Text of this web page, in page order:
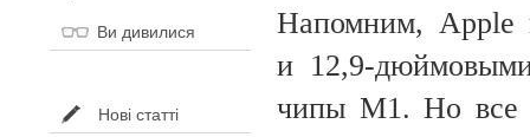
Ви дивилися
Нові статті
Напомним, Apple
и 12,9-
чипы M1. Но